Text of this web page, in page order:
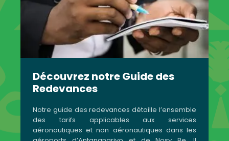
Découvrez notre Guide des
Redevances
Notre guide des redevances détaille l’ensemble
des tarifs applicables aux services
aéronautiques et non aéronautiques dans les